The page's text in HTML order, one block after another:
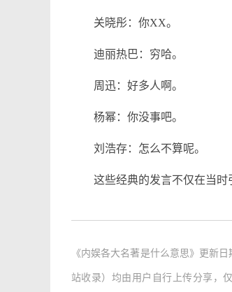
关晓彤：你XX。
迪丽热巴：穷哈。
周迅：好多人啊。
杨幂：你没事吧。
刘浩存：怎么不算呢。
这些经典的发言不仅在当时引
《内娱各大名著是什么意思》 更新日
站收录）均由用户自行上传分享，